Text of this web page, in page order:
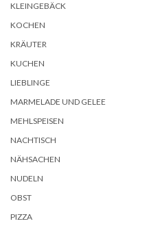
KLEINGEBÄCK
KOCHEN
KRÄUTER
KUCHEN
LIEBLINGE
MARMELADE UND GELEE
MEHLSPEISEN
NACHTISCH
NÄHSACHEN
NUDELN
OBST
PIZZA